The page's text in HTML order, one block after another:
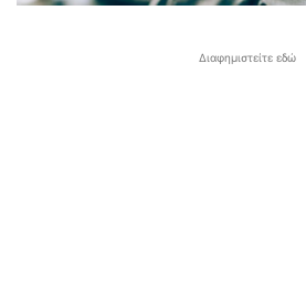
Διαφημιστείτε εδώ